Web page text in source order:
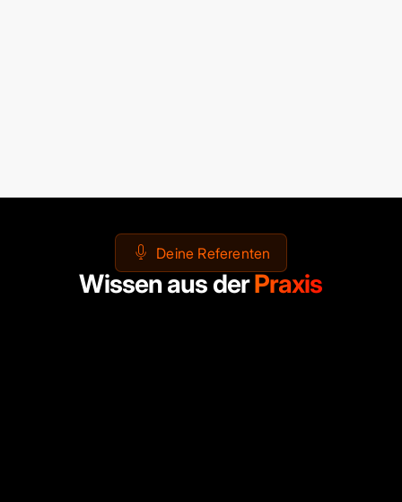
Deine Referenten
Wissen aus derPraxis